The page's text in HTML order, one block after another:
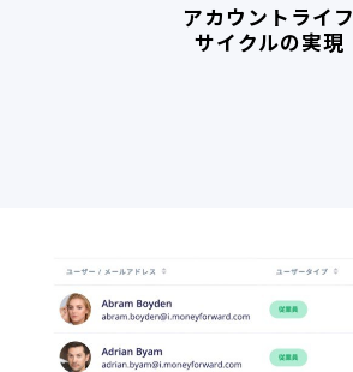
アカウントライフ
サイクルの実現